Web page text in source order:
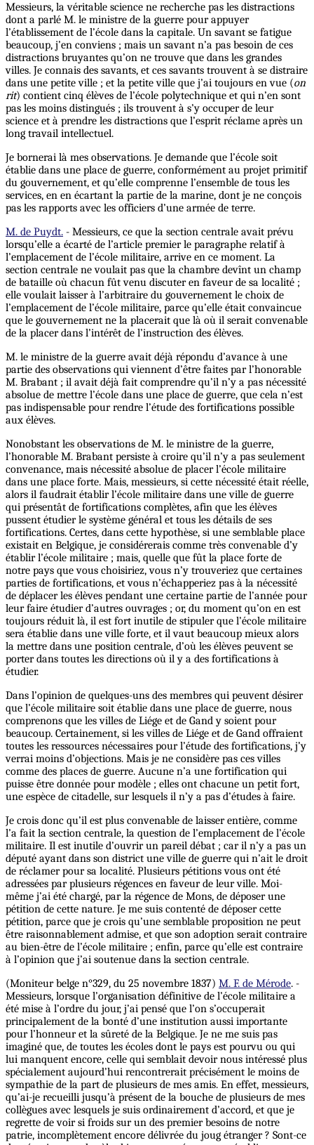
Messieurs, la véritable science ne recherche pas les distractions
dont a parlé M. le ministre de la guerre pour appuyer
l’établissement de l’école dans la capitale. Un savant se fatigue
beaucoup, j’en conviens ; mais un savant n’a pas besoin de ces
distractions bruyantes qu’on ne trouve que dans les grandes
villes. Je connais des savants, et ces savants trouvent à se distraire
dans une petite ville ; et la petite ville que j’ai toujours en vue (on
rit) contient cinq élèves de l’école polytechnique et qui n’en sont
pas les moins distingués ; ils trouvent à s’y occuper de leur
science et à prendre les distractions que l’esprit réclame après un
long travail intellectuel.
Je bornerai là mes observations. Je demande que l’école soit
établie dans une place de guerre, conformément au projet primitif
du gouvernement, et qu’elle comprenne l’ensemble de tous les
services, en en écartant la partie de la marine, dont je ne conçois
pas les rapports avec les officiers d’une armée de terre.
M. de Puydt. - Messieurs, ce que la section centrale avait prévu
lorsqu’elle a écarté de l’article premier le paragraphe relatif à
l’emplacement de l’école militaire, arrive en ce moment. La
section centrale ne voulait pas que la chambre devînt un champ
de bataille où chacun fût venu discuter en faveur de sa localité ;
elle voulait laisser à l’arbitraire du gouvernement le choix de
l’emplacement de l’école militaire, parce qu’elle était convaincue
que le gouvernement ne la placerait que là où il serait convenable
de la placer dans l’intérêt de l’instruction des élèves.
M. le ministre de la guerre avait déjà répondu d’avance à une
partie des observations qui viennent d’être faites par l’honorable
M. Brabant ; il avait déjà fait comprendre qu’il n’y a pas nécessité
absolue de mettre l’école dans une place de guerre, que cela n’est
pas indispensable pour rendre l’étude des fortifications possible
aux élèves.
Nonobstant les observations de M. le ministre de la guerre,
l’honorable M. Brabant persiste à croire qu’il n’y a pas seulement
convenance, mais nécessité absolue de placer l’école militaire
dans une place forte. Mais, messieurs, si cette nécessité était réelle,
alors il faudrait établir l’école militaire dans une ville de guerre
qui présentât de fortifications complètes, afin que les élèves
pussent étudier le système général et tous les détails de ses
fortifications. Certes, dans cette hypothèse, si une semblable place
existait en Belgique, je considérerais comme très convenable d’y
établir l’école militaire ; mais, quelle que fût la place forte de
notre pays que vous choisiriez, vous n’y trouveriez que certaines
parties de fortifications, et vous n’échapperiez pas à la nécessité
de déplacer les élèves pendant une certaine partie de l’année pour
leur faire étudier d’autres ouvrages ; or, du moment qu’on en est
toujours réduit là, il est fort inutile de stipuler que l’école militaire
sera établie dans une ville forte, et il vaut beaucoup mieux alors
la mettre dans une position centrale, d’où les élèves peuvent se
porter dans toutes les directions où il y a des fortifications à
étudier.
Dans l’opinion de quelques-uns des membres qui peuvent désirer
que l’école militaire soit établie dans une place de guerre, nous
comprenons que les villes de Liége et de Gand y soient pour
beaucoup. Certainement, si les villes de Liége et de Gand offraient
toutes les ressources nécessaires pour l’étude des fortifications, j’y
verrai moins d’objections. Mais je ne considère pas ces villes
comme des places de guerre. Aucune n’a une fortification qui
puisse être donnée pour modèle ; elles ont chacune un petit fort,
une espèce de citadelle, sur lesquels il n’y a pas d’études à faire.
Je crois donc qu’il est plus convenable de laisser entière, comme
l’a fait la section centrale, la question de l’emplacement de l’école
militaire. Il est inutile d’ouvrir un pareil débat ; car il n’y a pas un
député ayant dans son district une ville de guerre qui n’ait le droit
de réclamer pour sa localité. Plusieurs pétitions vous ont été
adressées par plusieurs régences en faveur de leur ville. Moi-
même j’ai été chargé, par la régence de Mons, de déposer une
pétition de cette nature. Je me suis contenté de déposer cette
pétition, parce que je crois qu’une semblable proposition ne peut
être raisonnablement admise, et que son adoption serait contraire
au bien-être de l’école militaire ; enfin, parce qu’elle est contraire
à l’opinion que j’ai soutenue dans la section centrale.
(Moniteur belge n°329, du 25 novembre 1837) M. F. de Mérode. -
Messieurs, lorsque l’organisation définitive de l’école militaire a
été mise à l’ordre du jour, j’ai pensé que l’on s’occuperait
principalement de la bonté d’une institution aussi importante
pour l’honneur et la sûreté de la Belgique. Je ne me suis pas
imaginé que, de toutes les écoles dont le pays est pourvu ou qui
lui manquent encore, celle qui semblait devoir nous intéressé plus
spécialement aujourd’hui rencontrerait précisément le moins de
sympathie de la part de plusieurs de mes amis. En effet, messieurs,
qu’ai-je recueilli jusqu’à présent de la bouche de plusieurs de mes
collègues avec lesquels je suis ordinairement d’accord, et que je
regrette de voir si froids sur un des premier besoins de notre
patrie, incomplètement encore délivrée du joug étranger ? Sont-ce